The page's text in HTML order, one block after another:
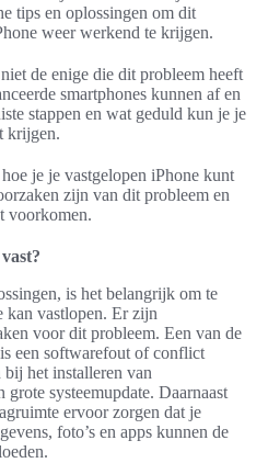
tips en oplossingen om dit
weer werkend te krijgen.
de enige die dit probleem heeft
smartphones kunnen af en
stappen en wat geduld kun je je
krijgen.
je je vastgelopen iPhone kunt
zijn van dit probleem en
voorkomen.
is het belangrijk om te
kan vastlopen. Er zijn
voor dit probleem. Een van de
een softwarefout of conflict
bij het installeren van
systeemupdate. Daarnaast
ervoor zorgen dat je
foto’s en apps kunnen de